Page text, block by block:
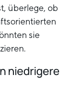
überlege, ob
sie
niedrigere